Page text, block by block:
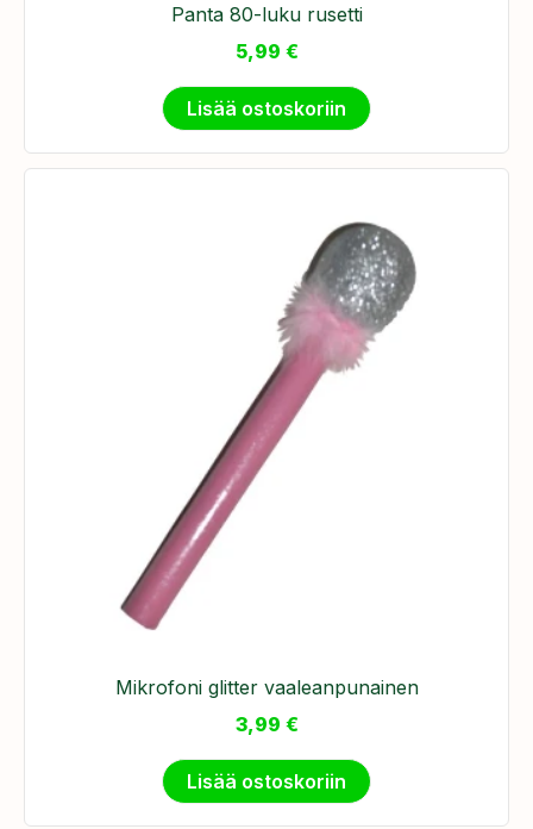
Panta 80-luku rusetti
5,99 €
Lisää ostoskoriin
Mikrofoni glitter vaaleanpunainen
3,99 €
Lisää ostoskoriin